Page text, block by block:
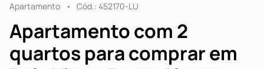
Apartamento Cód.: 452170-LU
Apartamento com 2
quartos para comprar em